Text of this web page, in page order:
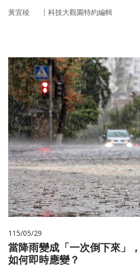
黃宜稜 ｜ 科技大觀園特約編輯
115/05/29
當降雨變成「一次倒下來」
如何即時應變？